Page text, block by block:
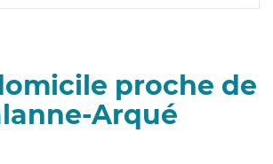
proche de
Arqué